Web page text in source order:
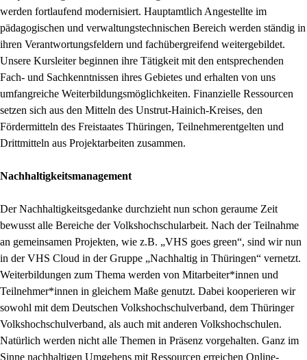
werden fortlaufend modernisiert. Hauptamtlich Angestellte im
pädagogischen und verwaltungstechnischen Bereich werden ständig in
ihren Verantwortungsfeldern und fachübergreifend weitergebildet.
Unsere Kursleiter beginnen ihre Tätigkeit mit den entsprechenden
Fach- und Sachkenntnissen ihres Gebietes und erhalten von uns
umfangreiche Weiterbildungsmöglichkeiten. Finanzielle Ressourcen
setzen sich aus den Mitteln des Unstrut-Hainich-Kreises, den
Fördermitteln des Freistaates Thüringen, Teilnehmerentgelten und
Drittmitteln aus Projektarbeiten zusammen.
Nachhaltigkeitsmanagement
Der Nachhaltigkeitsgedanke durchzieht nun schon geraume Zeit
bewusst alle Bereiche der Volkshochschularbeit. Nach der Teilnahme
an gemeinsamen Projekten, wie z.B. „VHS goes green“, sind wir nun
in der VHS Cloud in der Gruppe „Nachhaltig in Thüringen“ vernetzt.
Weiterbildungen zum Thema werden von Mitarbeiter*innen und
Teilnehmer*innen in gleichem Maße genutzt. Dabei kooperieren wir
sowohl mit dem Deutschen Volkshochschulverband, dem Thüringer
Volkshochschulverband, als auch mit anderen Volkshochschulen.
Natürlich werden nicht alle Themen in Präsenz vorgehalten. Ganz im
Sinne nachhaltigen Umgehens mit Ressourcen erreichen Online-